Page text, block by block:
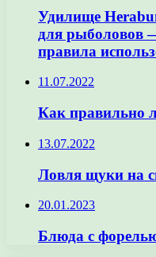
Удилище
для рыболовов
правила
11.07.2022
Как правильно
13.07.2022
Ловля щуки на
20.01.2023
Блюда с